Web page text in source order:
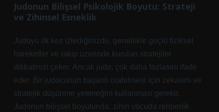
Judonun Bilişsel Psikolojik Boyutu: Strateji
ve Zihinsel Esneklik
Judoyu ilk kez izlediğinizde, genellikle güçlü fiziksel
hareketler ve rakip üzerinde kurulan stratejiler
dikkatinizi çeker. Ancak judo, çok daha fazlasını ifade
eder. Bir judocunun başarılı olabilmesi için zekasını ve
stratejik düşünme yeteneğini kullanması gerekir.
Judonun bilişsel boyutunda, zihin vücuda rehberlik